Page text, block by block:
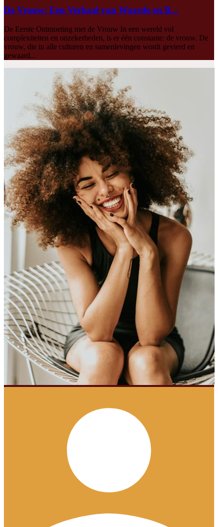
De Vrouw: Een Verhaal van Waarde en B...
De Eerste Ontmoeting met de Vrouw In een wereld vol
complexiteiten en onzekerheden, is er één constante: de vrouw. De
vrouw, die in alle culturen en samenlevingen wordt gevierd en
gewaard...